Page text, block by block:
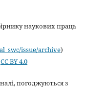
наукових праць
issue/archive)
CC BY 4.0
погоджуються з